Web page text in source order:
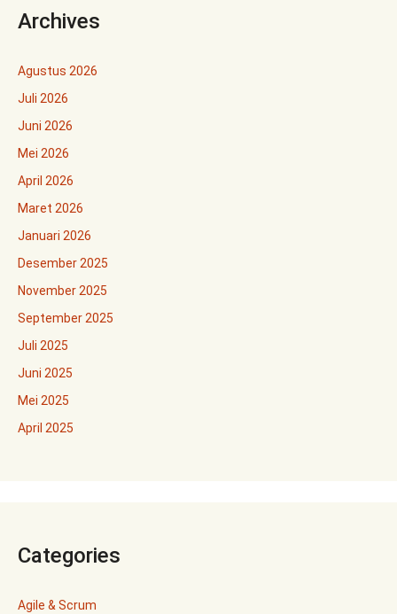
Archives
Agustus 2026
Juli 2026
Juni 2026
Mei 2026
April 2026
Maret 2026
Januari 2026
Desember 2025
November 2025
September 2025
Juli 2025
Juni 2025
Mei 2025
April 2025
Categories
Agile & Scrum